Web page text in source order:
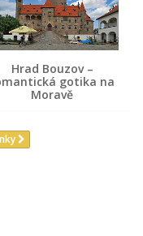
Hrad Bouzov –
gotika na
Moravě